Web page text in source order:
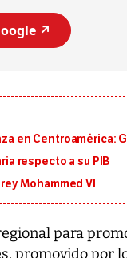
↗️
en Centroamérica:
respecto a su PIB
Mohammed VI
para
promovido por
al sur de Japón,